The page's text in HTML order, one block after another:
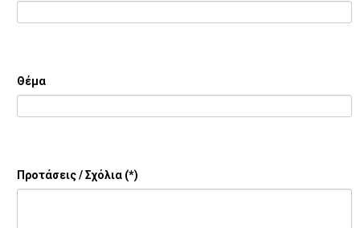
Θέμα
Προτάσεις / Σχόλια (*)